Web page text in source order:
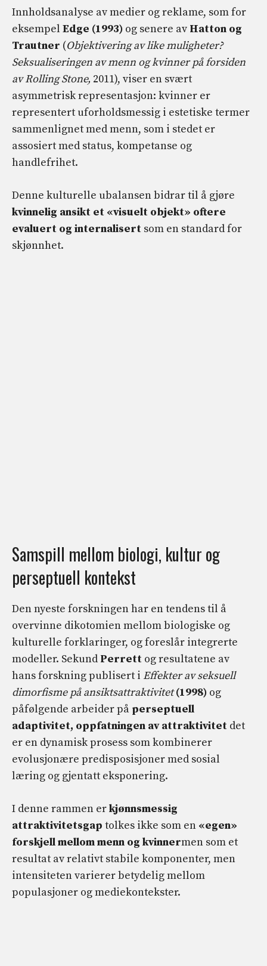
Innholdsanalyse av medier og reklame, som for
eksempel Edge (1993) og senere av Hatton og
Trautner (Objektivering av like muligheter?
Seksualiseringen av menn og kvinner på forsiden
av Rolling Stone, 2011), viser en svært
asymmetrisk representasjon: kvinner er
representert uforholdsmessig i estetiske termer
sammenlignet med menn, som i stedet er
assosiert med status, kompetanse og
handlefrihet.
Denne kulturelle ubalansen bidrar til å gjøre
kvinnelig ansikt et «visuelt objekt» oftere
evaluert og internalisert som en standard for
skjønnhet.
Samspill mellom biologi, kultur og
perseptuell kontekst
Den nyeste forskningen har en tendens til å
overvinne dikotomien mellom biologiske og
kulturelle forklaringer, og foreslår integrerte
modeller. Sekund Perrett og resultatene av
hans forskning publisert i Effekter av seksuell
dimorfisme på ansiktsattraktivitet(1998) og
påfølgende arbeider på perseptuell
adaptivitet, oppfatningen av attraktivitet det
er en dynamisk prosess som kombinerer
evolusjonære predisposisjoner med sosial
læring og gjentatt eksponering.
I denne rammen erkjønnsmessig
attraktivitetsgap tolkes ikke som en «egen»
forskjell mellom menn og kvinnermen som et
resultat av relativt stabile komponenter, men
intensiteten varierer betydelig mellom
populasjoner og mediekontekster.